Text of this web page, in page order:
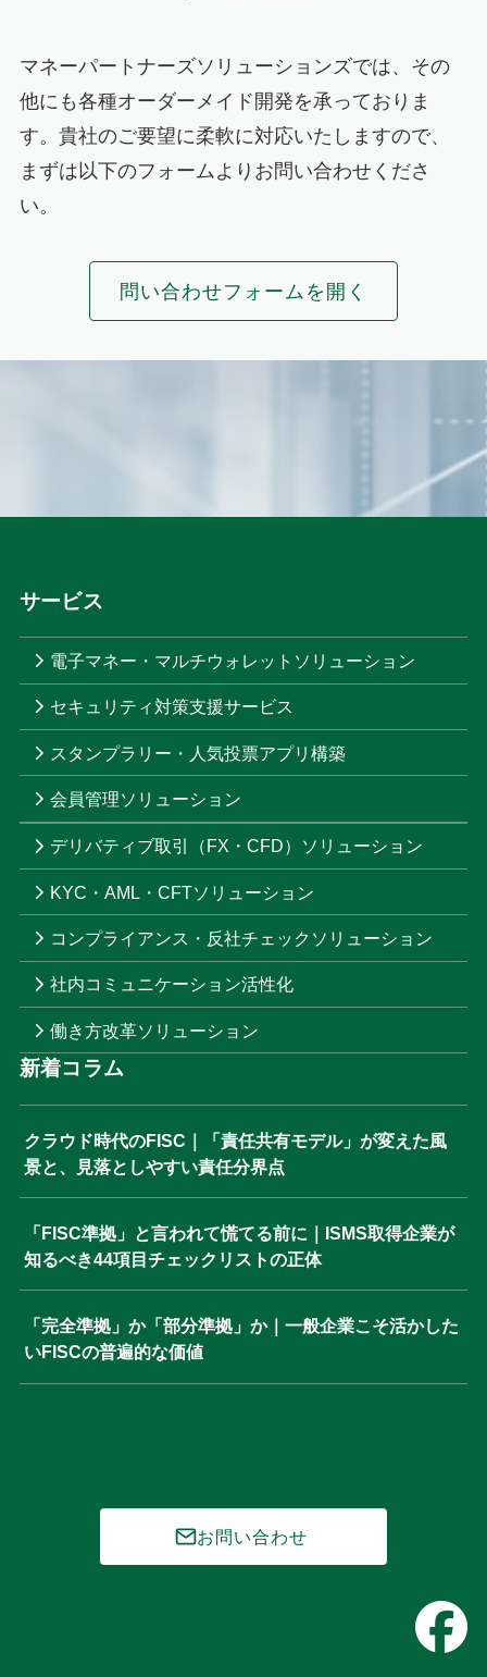
マネーパートナーズソリューションズでは、その
他にも各種オーダーメイド開発を承っておりま
す。貴社のご要望に柔軟に対応いたしますので、
まずは以下のフォームよりお問い合わせくださ
い。
問い合わせフォームを開く
サービス
電子マネー・マルチウォレットソリューション
セキュリティ対策支援サービス
スタンプラリー・人気投票アプリ構築
会員管理ソリューション
デリバティブ取引（FX・CFD）ソリューション
KYC・AML・CFTソリューション
コンプライアンス・反社チェックソリューション
社内コミュニケーション活性化
働き方改革ソリューション
新着コラム
クラウド時代のFISC｜「責任共有モデル」が変えた風
景と、見落としやすい責任分界点
「FISC準拠」と言われて慌てる前に｜ISMS取得企業が
知るべき44項目チェックリストの正体
「完全準拠」か「部分準拠」か｜一般企業こそ活かした
いFISCの普遍的な価値
お問い合わせ